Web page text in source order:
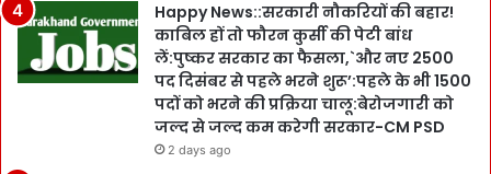
Happy News::सरकारी नौकरियों की बहार!
काबिल हों तो फौरन कुर्सी की पेटी बांध
लें:पुष्कर सरकार का फैसला,`और नए 2500
पद दिसंबर से पहले भरने शुरू’:पहले के भी 1500
पदों को भरने की प्रक्रिया चालू:बेरोजगारी को
जल्द से जल्द कम करेगी सरकार-CM PSD
2 days ago